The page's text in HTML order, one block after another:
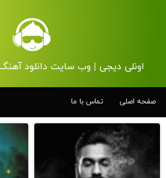
اونلی دیجی | وب سایت دانلود
صفحه اصلی تماس با ما